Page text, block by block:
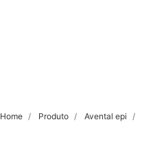
Home Produto Avental epi